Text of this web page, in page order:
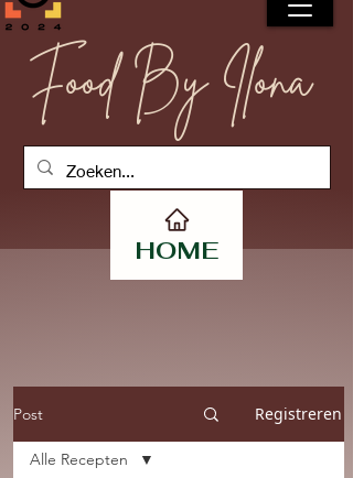
Food By Ilona
HOME
Post Registreren
Alle Recepten